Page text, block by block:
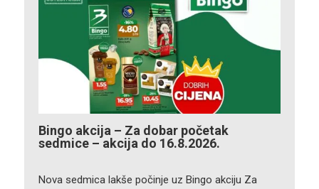
Bingo akcija – Za dobar početak
sedmice – akcija do 16.8.2026.
Nova sedmica lakše počinje uz Bingo akciju Za